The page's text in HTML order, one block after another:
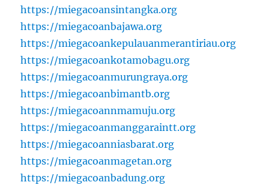
https://miegacoansintangka.org
https://miegacoanbajawa.org
https://miegacoankepulauanmerantiriau.org
https://miegacoankotamobagu.org
https://miegacoanmurungraya.org
https://miegacoanbimantb.org
https://miegacoannmamuju.org
https://miegacoanmanggaraintt.org
https://miegacoanniasbarat.org
https://miegacoanmagetan.org
https://miegacoanbadung.org